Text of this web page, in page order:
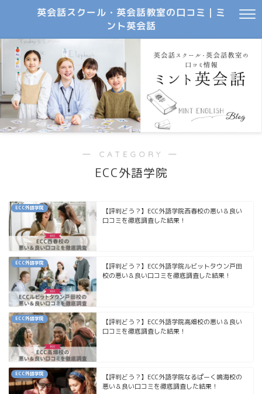
英会話スクール・英会話教室の口コミ｜ミ
ント英会話
― CATEGORY ―
ECC外語学院
ECC外語学院
【評判どう？】ECC外語学院西春校の悪い＆良い
口コミを徹底調査した結果！
ECC外語学院
【評判どう？】ECC外語学院ルビットタウン戸田
校の悪い＆良い口コミを徹底調査した結果！
ECC外語学院
【評判どう？】ECC外語学院高畑校の悪い＆良い
口コミを徹底調査した結果！
ECC外語学院
【評判どう？】ECC外語学院なるぱーく鳴海校の
悪い＆良い口コミを徹底調査した結果！